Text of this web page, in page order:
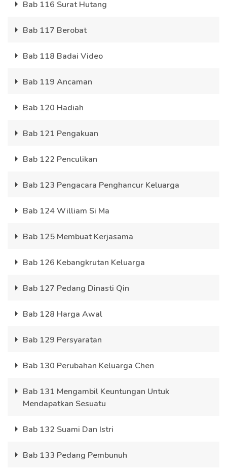
Bab 116 Surat Hutang
Bab 117 Berobat
Bab 118 Badai Video
Bab 119 Ancaman
Bab 120 Hadiah
Bab 121 Pengakuan
Bab 122 Penculikan
Bab 123 Pengacara Penghancur Keluarga
Bab 124 William Si Ma
Bab 125 Membuat Kerjasama
Bab 126 Kebangkrutan Keluarga
Bab 127 Pedang Dinasti Qin
Bab 128 Harga Awal
Bab 129 Persyaratan
Bab 130 Perubahan Keluarga Chen
Bab 131 Mengambil Keuntungan Untuk
Mendapatkan Sesuatu
Bab 132 Suami Dan Istri
Bab 133 Pedang Pembunuh